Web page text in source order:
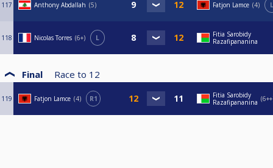
117 Anthony Abdallah 5 Fatjon Lamce 4 L
118 Nicolas Torres 6+ L
Fitia Sarobidy
Razafipananina
Final Race to 12
119 Fatjon Lamce 4 R1
Fitia Sarobidy
Razafipananina
6++